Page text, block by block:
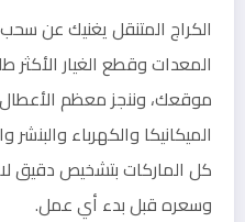
الكراج المتنقل يغنيك عن
المعدات وقطع الغيار الأكثر
موقعك، وننجز معظم
الميكانيكا والكهرباء
كل الماركات بتشخيص دقيق
وسعره قبل بدء أي عمل.